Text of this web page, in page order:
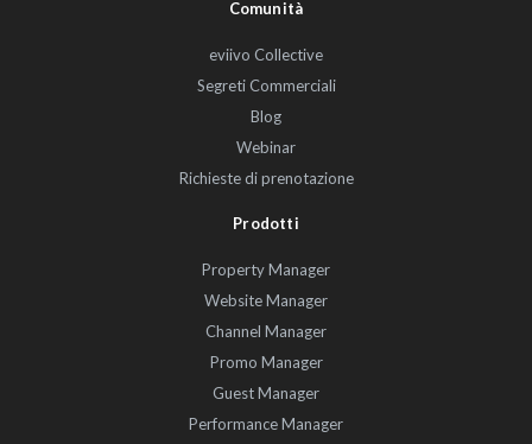
Comunità
eviivo Collective
Segreti Commerciali
Blog
Webinar
Richieste di prenotazione
Prodotti
Property Manager
Website Manager
Channel Manager
Promo Manager
Guest Manager
Performance Manager